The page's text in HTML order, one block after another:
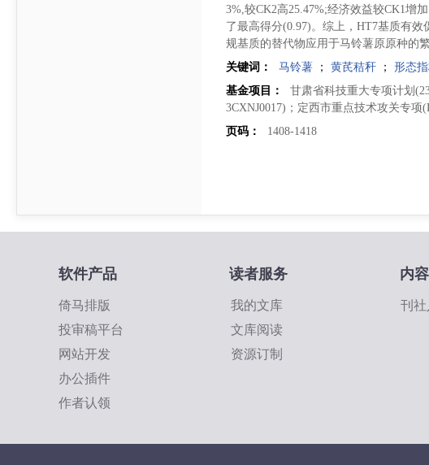
3%,较CK2高25.47%;经济效益较CK1增
了最高得分(0.97)。综上，HT7基质有
规基质的替代物应用于马铃薯原原种的
关键词：
马铃薯 ；黄芪秸秆 ；形态
基金项目：
甘肃省科技重大专项计划
3CXNJ0017)；定西市重点技术攻关专
页码：
1408-1418
软件产品 读者服务 内
倚马排版
投审稿平台
网站开发
办公插件
作者认领
我的文库
文库阅读
资源订制
刊